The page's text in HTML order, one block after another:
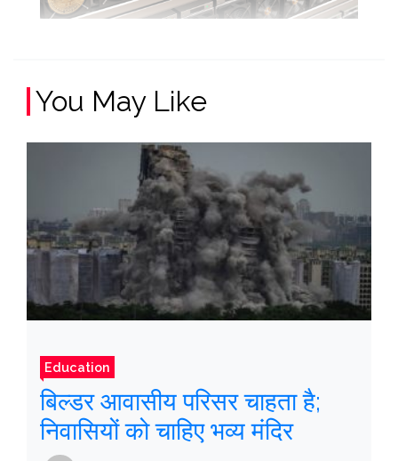
You May Like
Education
बिल्डर आवासीय परिसर चाहता है;
निवासियों को चाहिए भव्य मंदिर